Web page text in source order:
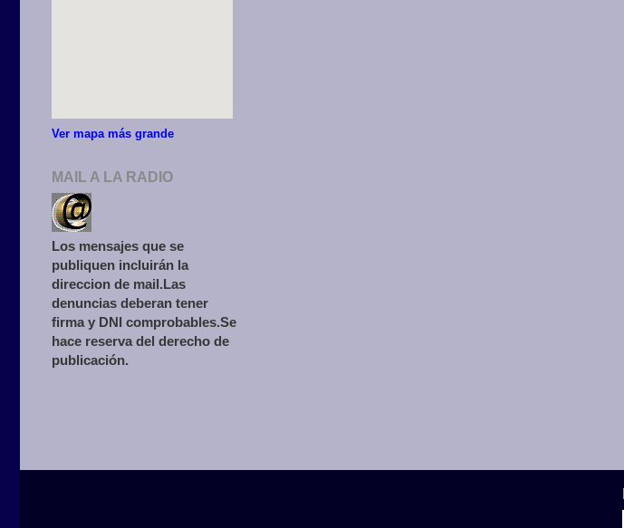
Ver mapa más grande
MAIL A LA RADIO
Los mensajes que se
publiquen incluirán la
direccion de mail.Las
denuncias deberan tener
firma y DNI comprobables.Se
hace reserva del derecho de
publicación.